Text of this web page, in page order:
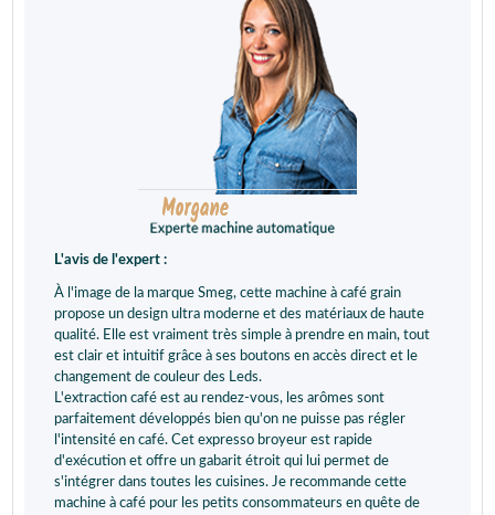
L'avis de l'expert :
À l'image de la marque Smeg, cette machine à café grain
propose un design ultra moderne et des matériaux de haute
qualité. Elle est vraiment très simple à prendre en main, tout
est clair et intuitif grâce à ses boutons en accès direct et le
changement de couleur des Leds.
L'extraction café est au rendez-vous, les arômes sont
parfaitement développés bien qu'on ne puisse pas régler
l'intensité en café. Cet expresso broyeur est rapide
d'exécution et offre un gabarit étroit qui lui permet de
s'intégrer dans toutes les cuisines. Je recommande cette
machine à café pour les petits consommateurs en quête de